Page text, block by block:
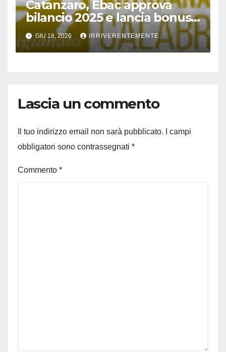
Catanzaro, Ebac approva
bilancio 2025 e lancia bonus
estate ’26
GIU 18, 2026 IRRIVERENTEMENTE
Lascia un commento
Il tuo indirizzo email non sarà pubblicato.
I campi
obbligatori sono contrassegnati *
Commento *